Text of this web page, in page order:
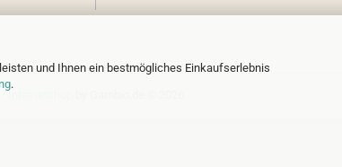
und Ihnen ein bestmögliches Einkaufserlebnis
.
Internetshop